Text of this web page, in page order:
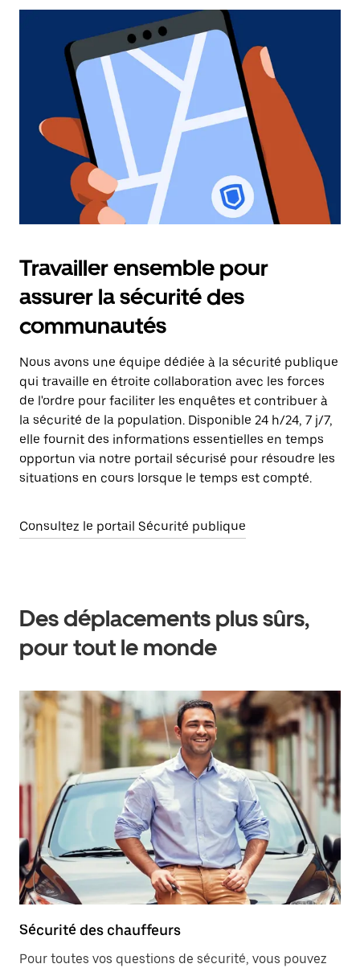
Travailler ensemble pour
assurer la sécurité des
communautés
Nous avons une équipe dédiée à la sécurité publique
qui travaille en étroite collaboration avec les forces
de l'ordre pour faciliter les enquêtes et contribuer à
la sécurité de la population. Disponible 24 h/24, 7 j/7,
elle fournit des informations essentielles en temps
opportun via notre portail sécurisé pour résoudre les
situations en cours lorsque le temps est compté.
Consultez le portail Sécurité publique
Des déplacements plus sûrs,
pour tout le monde
Sécurité des chauffeurs
Pour toutes vos questions de sécurité, vous pouvez